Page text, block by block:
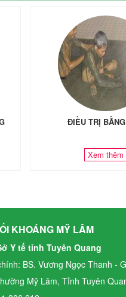
ĐIỀU TRỊ
Xem thêm
KHOÁNG MỸ LÂM
Y tế tỉnh Tuyên Quang
BS. Vương Ngọc Thanh -
Mỹ Lâm, Tỉnh Tuyên